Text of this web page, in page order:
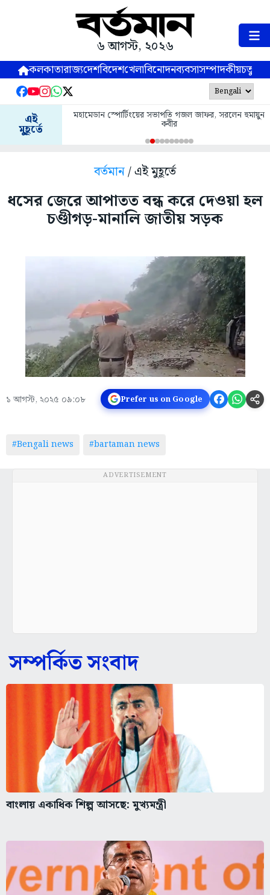
৬ আগস্ট, ২০২৬
কলকাতারাজ্যদেশবিদেশখেলাবিনোদনব্যবসাসম্পাদকীয়
এই
মুহূর্তে
মহামেডান স্পোর্টিংয়ের সভাপতি গজল জাফর, সরলেন হুমায়ুন
কবীর
বর্তমান/ এই মুহূর্তে
ধসের জেরে আপাতত বন্ধ করে দেওয়া হল
চণ্ডীগড়-মানালি জাতীয় সড়ক
১ আগস্ট, ২০২৫ ০৯:০৮ Prefer us on Google
#Bengali news #bartaman news
ADVERTISEMENT
সম্পর্কিত সংবাদ
বাংলায় একাধিক শিল্প আসছে: মুখ্যমন্ত্রী